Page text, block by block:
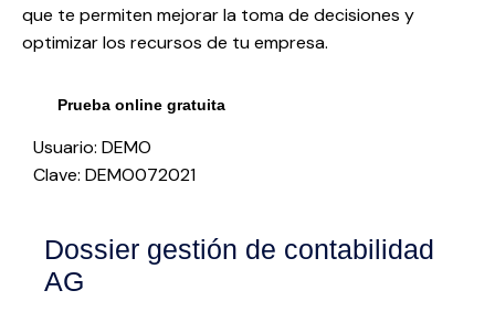
que te permiten mejorar la toma de decisiones y
optimizar los recursos de tu empresa.
Prueba online gratuita
Usuario: DEMO
Clave: DEMO072021
Dossier gestión de contabilidad
AG